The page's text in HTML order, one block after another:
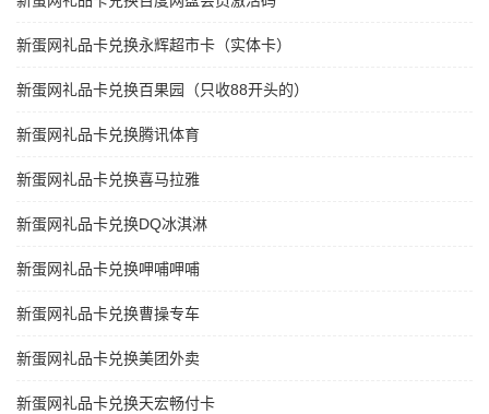
新蛋网礼品卡兑换永辉超市卡（实体卡）
新蛋网礼品卡兑换百果园（只收88开头的）
新蛋网礼品卡兑换腾讯体育
新蛋网礼品卡兑换喜马拉雅
新蛋网礼品卡兑换DQ冰淇淋
新蛋网礼品卡兑换呷哺呷哺
新蛋网礼品卡兑换曹操专车
新蛋网礼品卡兑换美团外卖
新蛋网礼品卡兑换天宏畅付卡